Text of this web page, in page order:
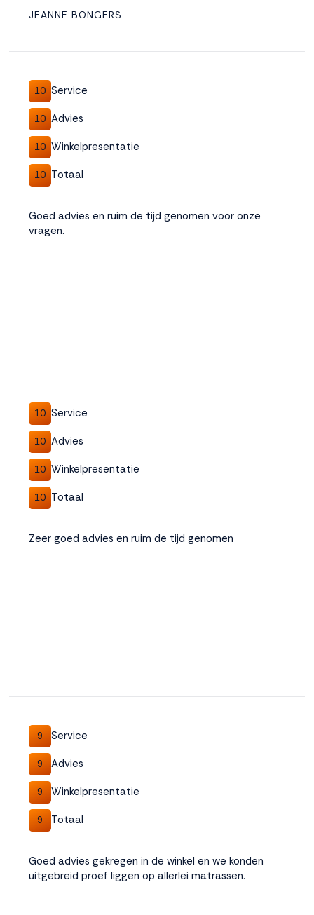
JEANNE BONGERS
10 Service
10 Advies
10 Winkelpresentatie
10 Totaal
Goed advies en ruim de tijd genomen voor onze
vragen.
10 Service
10 Advies
10 Winkelpresentatie
10 Totaal
Zeer goed advies en ruim de tijd genomen
9 Service
9 Advies
9 Winkelpresentatie
9 Totaal
Goed advies gekregen in de winkel en we konden
uitgebreid proef liggen op allerlei matrassen.